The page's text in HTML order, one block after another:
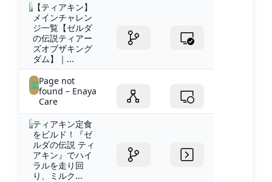
【ティアキン】
メインチャレン
ジ一覧【ゼルダ
の伝説ティアー
ズオブザキング
ダム】｜...
Page not
found – Enaya
Care
ティアキン定食
をビルド！『ゼ
ルダの伝説 ティ
アキン』でハイ
ラルを走り回
り、ミルク...